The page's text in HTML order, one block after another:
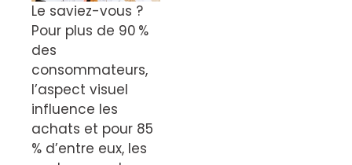
Le saviez-vous ?
Pour plus de 90 %
des
consommateurs,
l’aspect visuel
influence les
achats et pour 85
% d’entre eux, les